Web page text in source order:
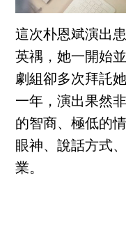
這次朴恩斌演出
英禑，她一開始
劇組卻多次拜託
一年，演出果然
的智商、極低的
眼神、說話方式
業。